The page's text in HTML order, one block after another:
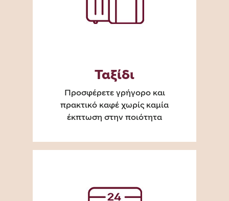
Ταξίδι
Προσφέρετε γρήγορο και
πρακτικό καφέ χωρίς καμία
έκπτωση στην ποιότητα